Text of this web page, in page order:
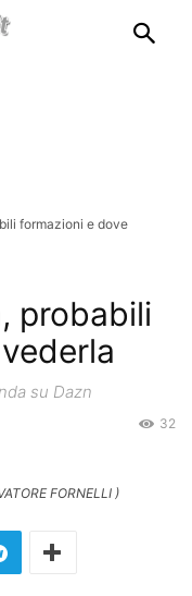
formazioni e dove
probabili
su Dazn
32
FORNELLI )